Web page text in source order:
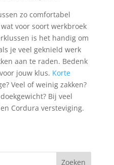
zo comfortabel
voor soort werkbroek
is het handig om
je veel geknield werk
aan te raden. Bedenk
jouw klus. Korte
Veel of weinig zakken?
Bij veel
Cordura versteviging.